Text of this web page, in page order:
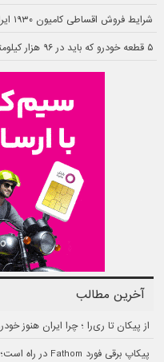
شرایط فروش اقساطی کامیون ۱۹۳۰ ایران خودرو دیزل در مرداد ۱۴۰۵
۵ قطعه خودرو که باید در ۹۶ هزار کیلومتر عوض کنید
آخرین مطالب
از پیکان تا ری‌را ؛ چرا ایران هنوز
پیکاپ برقی فورد Fathom در راه است؛ اما چرا با نام فانتوم؟